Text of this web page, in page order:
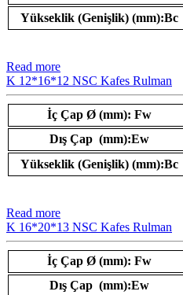
Yükseklik (Genişlik) (mm):Bc
Read more
K 12*16*12 NSC Kafes Rulman
İç Çap Ø (mm): Fw
Dış Çap (mm):Ew
Yükseklik (Genişlik) (mm):Bc
Read more
K 16*20*13 NSC Kafes Rulman
İç Çap Ø (mm): Fw
Dış Çap (mm):Ew